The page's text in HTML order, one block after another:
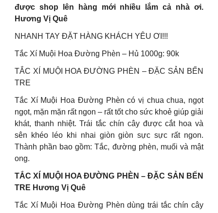
được shop lên hàng mới nhiều lắm cả nhà ơi.
Hương Vị Quê
NHANH TAY ĐẶT HÀNG KHÁCH YÊU ƠI!!!
Tắc Xí Muội Hoa Đường Phèn – Hủ 1000g: 90k
TẮC XÍ MUỘI HOA ĐƯỜNG PHÈN – ĐẶC SẢN BẾN
TRE
Tắc Xí Muội Hoa Đường Phèn có vị chua chua, ngọt
ngọt, mặn mặn rất ngon – rất tốt cho sức khoẻ giúp giải
khát, thanh nhiệt. Trái tắc chín cây được cắt hoa và
sên khéo léo khi nhai giòn giòn sực sực rất ngon.
Thành phần bao gồm: Tắc, đường phèn, muối và mật
ong.
TẮC XÍ MUỘI HOA ĐƯỜNG PHÈN – ĐẶC SẢN BẾN
TRE Hương Vị Quê
Tắc Xí Muội Hoa Đường Phèn dùng trái tắc chín cây